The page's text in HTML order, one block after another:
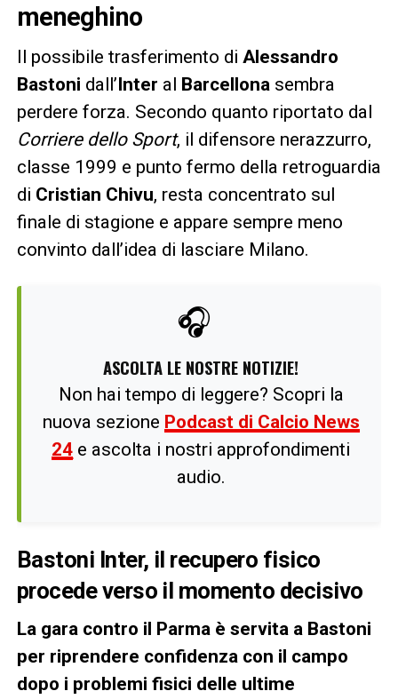
meneghino
Il possibile trasferimento di Alessandro
Bastoni dall’Inter al Barcellona sembra
perdere forza. Secondo quanto riportato dal
Corriere dello Sport, il difensore nerazzurro,
classe 1999 e punto fermo della retroguardia
di Cristian Chivu, resta concentrato sul
finale di stagione e appare sempre meno
convinto dall’idea di lasciare Milano.
🎧
ASCOLTA LE NOSTRE NOTIZIE!
Non hai tempo di leggere? Scopri la
nuova sezione Podcast di Calcio News
24 e ascolta i nostri approfondimenti
audio.
Bastoni Inter, il recupero fisico
procede verso il momento decisivo
La gara contro il Parma è servita a Bastoni
per riprendere confidenza con il campo
dopo i problemi fisici delle ultime